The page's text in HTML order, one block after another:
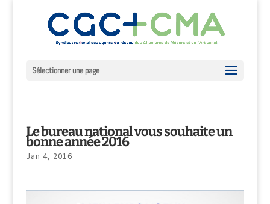
Sélectionner une page
Le bureau national vous souhaite un
bonne année 2016
Jan 4, 2016